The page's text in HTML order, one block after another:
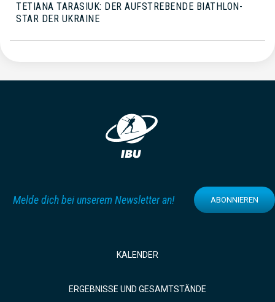
TETIANA TARASIUK: DER AUFSTREBENDE BIATHLON-
STAR DER UKRAINE
Melde dich bei unserem Newsletter an! ABONNIEREN
KALENDER
ERGEBNISSE UND GESAMTSTÄNDE